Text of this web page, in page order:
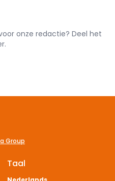
onze redactie? Deel het
Group
Taal